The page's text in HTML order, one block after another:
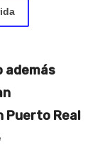
además
Puerto Real